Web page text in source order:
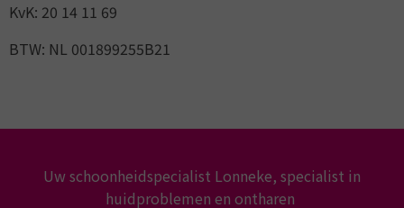
KvK: 20 14 11 69
BTW: NL 001899255B21
Uw schoonheidspecialist Lonneke, specialist in
huidproblemen en ontharen